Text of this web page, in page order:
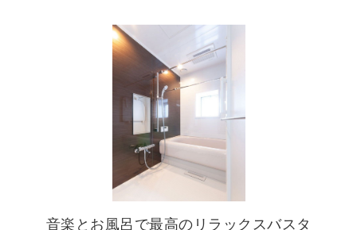
音楽とお風呂で最高のリラックスバスタ